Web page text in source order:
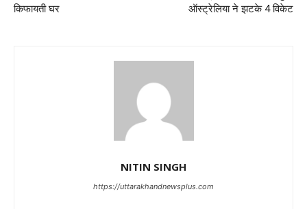
किफायती घर
ऑस्ट्रेलिया ने झटके 4 विकेट
NITIN SINGH
https://uttarakhandnewsplus.com